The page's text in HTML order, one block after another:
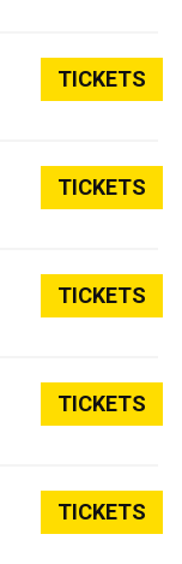
TICKETS
TICKETS
TICKETS
TICKETS
TICKETS